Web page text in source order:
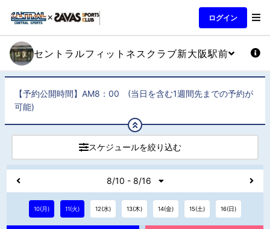
ログイン
セントラルフィットネスクラブ新大阪駅前
【予約公開時間】AM8：00 (当日を含む1週間先までの予約が
可能)
スケジュールを絞り込む
8/10 - 8/16
10(月) 11(火) 12(水) 13(木) 14(金) 15(土) 16(日)